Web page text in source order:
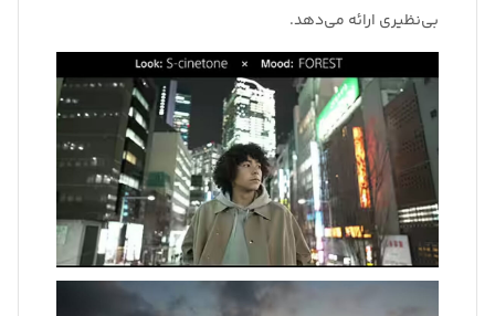
بی‌نظیری ارائه می‌دهد.